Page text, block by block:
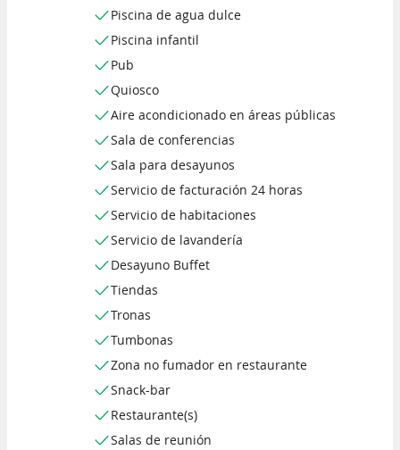
Piscina de agua dulce
Piscina infantil
Pub
Quiosco
Aire acondicionado en áreas públicas
Sala de conferencias
Sala para desayunos
Servicio de facturación 24 horas
Servicio de habitaciones
Servicio de lavandería
Desayuno Buffet
Tiendas
Tronas
Tumbonas
Zona no fumador en restaurante
Snack-bar
Restaurante(s)
Salas de reunión